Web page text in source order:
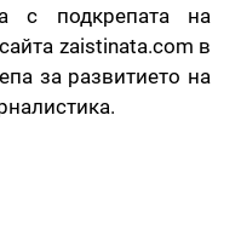
с подкрепата на
zaistinata.com в
за развитието на